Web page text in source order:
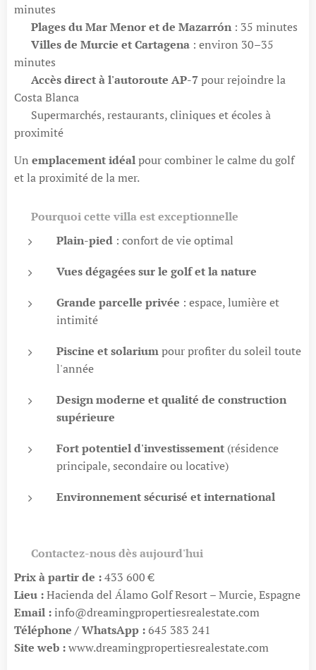
minutes
Plages du Mar Menor et de Mazarrón : 35 minutes
Villes de Murcie et Cartagena : environ 30–35
minutes
Accès direct à l'autoroute AP-7pour rejoindre la
Costa Blanca
🛍️ Supermarchés, restaurants, cliniques et écoles à
proximité
Un emplacement idéalpour combiner le calme du golf
et la proximité de la mer.
Pourquoi cette villa est exceptionnelle
Plain-pied : confort de vie optimal
Vues dégagées sur le golf et la nature
Grande parcelle privée : espace, lumière et
intimité
Piscine et solariumpour profiter du soleil toute
l'année
Design moderne et qualité de construction
supérieure
Fort potentiel d'investissement (résidence
principale, secondaire ou locative)
Environnement sécurisé et international
Contactez-nous dès aujourd'hui
Prix à partir de :433 600 €
Lieu :Hacienda del Álamo Golf Resort – Murcie, Espagne
Email :info@dreamingpropertiesrealestate.com
Téléphone / WhatsApp :645 383 241
Site web :www.dreamingpropertiesrealestate.com